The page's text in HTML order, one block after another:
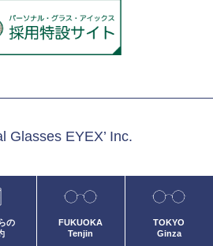
Glasses EYEX’ Inc.
の
FUKUOKA
Tenjin
TOKYO
Ginza